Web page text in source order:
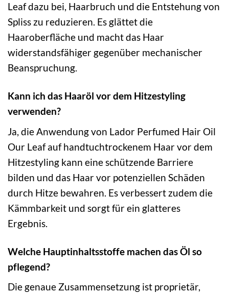
Leaf dazu bei, Haarbruch und die Entstehung von
Spliss zu reduzieren. Es glättet die
Haaroberfläche und macht das Haar
widerstandsfähiger gegenüber mechanischer
Beanspruchung.
Kann ich das Haaröl vor dem Hitzestyling
verwenden?
Ja, die Anwendung von Lador Perfumed Hair Oil
Our Leaf auf handtuchtrockenem Haar vor dem
Hitzestyling kann eine schützende Barriere
bilden und das Haar vor potenziellen Schäden
durch Hitze bewahren. Es verbessert zudem die
Kämmbarkeit und sorgt für ein glatteres
Ergebnis.
Welche Hauptinhaltsstoffe machen das Öl so
pflegend?
Die genaue Zusammensetzung ist proprietär,